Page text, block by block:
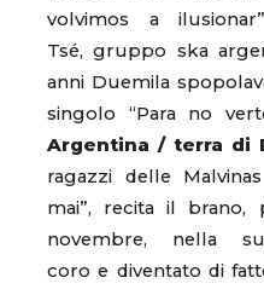
volvimos a
Tsé, gruppo ska
anni Duemila
singolo “Para no
Argentina / terra di
ragazzi delle
mai”, recita il brano,
novembre, nella
coro e diventato di